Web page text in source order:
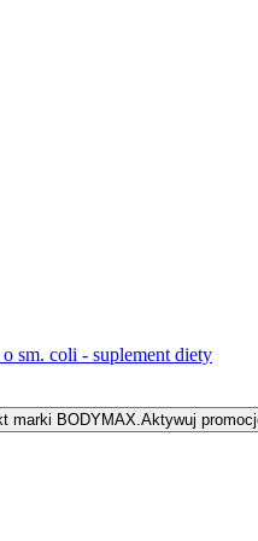
sm. coli - suplement diety
marki BODYMAX. Aktywuj